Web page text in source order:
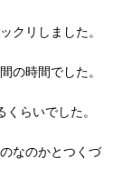
クリしました。
の時間でした。
らいでした。
なのかとつくづ